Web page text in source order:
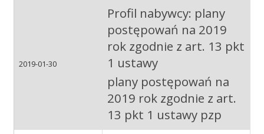
2019-01-30
Profil nabywcy: plany
postępowań na 2019
rok zgodnie z art. 13 pkt
1 ustawy
plany postępowań na
2019 rok zgodnie z art.
13 pkt 1 ustawy pzp